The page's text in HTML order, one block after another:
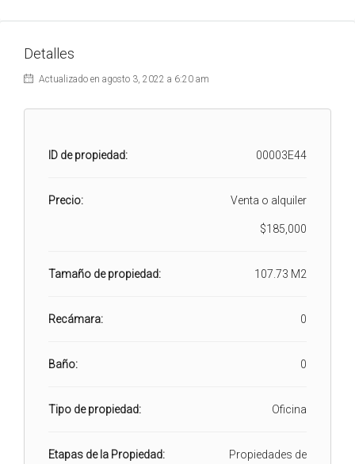
Detalles
Actualizado en agosto 3, 2022 a 6:20 am
ID de propiedad: 00003E44
Precio: Venta o alquiler
$185,000
Tamaño de propiedad: 107.73 M2
Recámara: 0
Baño: 0
Tipo de propiedad: Oficina
Etapas de la Propiedad: Propiedades de